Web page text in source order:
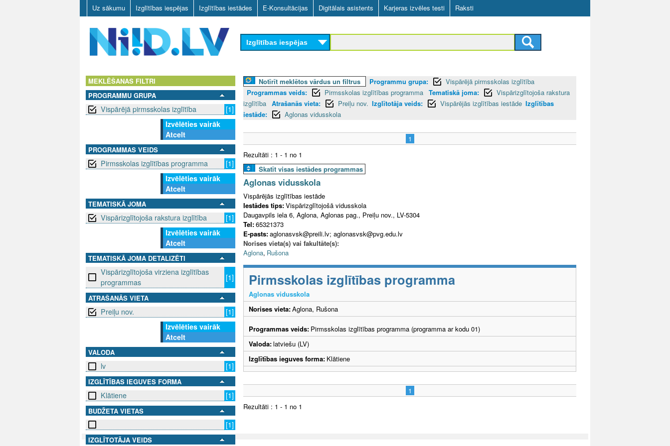
Skip
to
main
content
Uz sākumu Izglītības iespējas Izglītības iestādes E-Konsultācijas Digitālais asistents Karjeras izvēles testi Raksti
Izglītības iespējas
MEKLĒŠANAS FILTRI
PROGRAMMU GRUPA
Vispārējā pirmsskolas izglītība
[1]
Izvēlēties vairāk
Atcelt
PROGRAMMAS VEIDS
Pirmsskolas izglītības programma
[1]
Izvēlēties vairāk
Atcelt
TEMATISKĀ JOMA
Vispārizglītojoša rakstura izglītība
[1]
Izvēlēties vairāk
Atcelt
TEMATISKĀ JOMA DETALIZĒTI
Vispārizglītojoša virziena izglītības
programmas
[1]
ATRAŠANĀS VIETA
Preiļu nov.
[1]
Izvēlēties vairāk
Atcelt
VALODA
lv [1]
IZGLĪTĪBAS IEGUVES FORMA
Klātiene [1]
BUDŽETA VIETAS
[1]
IZGLĪTOTĀJA VEIDS
Notīrīt meklētos vārdus un filtrus Programmu grupa:
Vispārējā pirmsskolas izglītība
Programmas veids:
Pirmsskolas izglītības programma Tematiskā joma:
Vispārizglītojoša rakstura
izglītība Atrašanās vieta: Preiļu nov. Izglītotāja veids: Vispārējās izglītības iestāde Izglītības
iestāde:
Aglonas vidusskola
1
Rezultāti : 1 - 1 no 1
Skatīt visas iestādes programmas
Aglonas vidusskola
Vispārējās izglītības iestāde
Iestādes tips:Vispārizglītojošā vidusskola
Daugavpils iela 6, Aglona, Aglonas pag., Preiļu nov., LV-5304
Tel:65321373
E-pasts:aglonasvsk@preili.lv; aglonasvsk@pvg.edu.lv
Norises vieta(s) vai fakultāte(s):
Aglona, Rušona
Pirmsskolas izglītības programma
Aglonas vidusskola
Norises vieta:Aglona, Rušona
Programmas veids: Pirmsskolas izglītības programma (programma ar kodu 01)
Valoda:latviešu (LV)
Izglītības ieguves forma: Klātiene
1
Rezultāti : 1 - 1 no 1